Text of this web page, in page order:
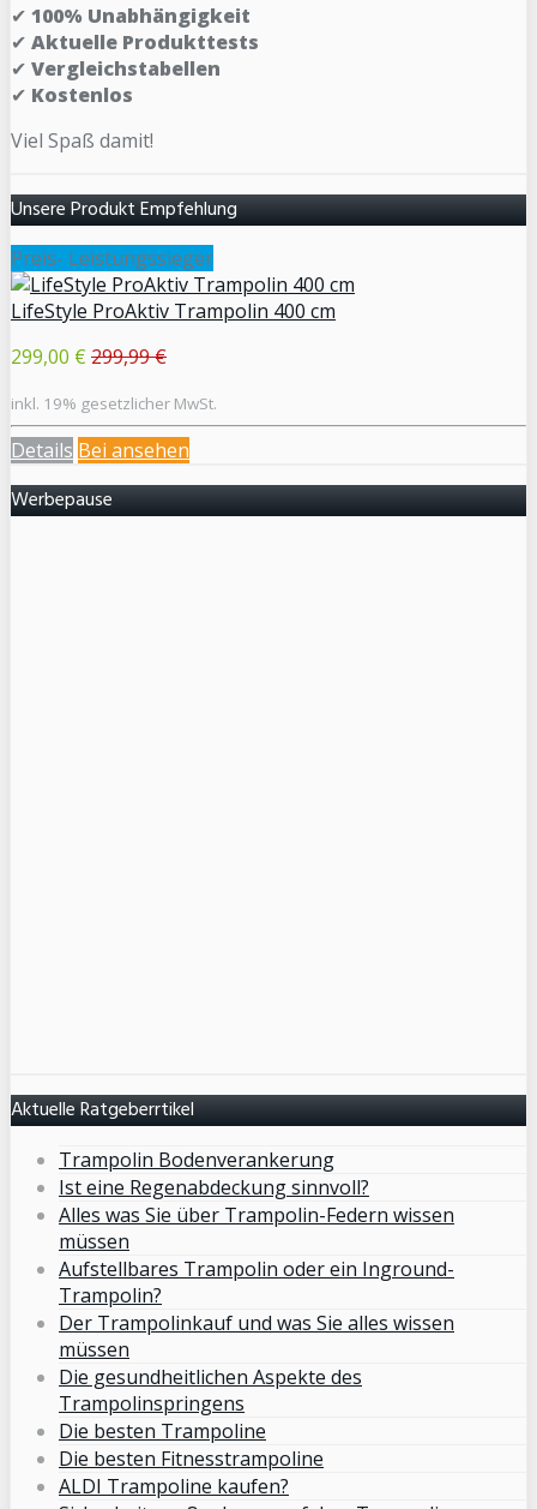
✔ 100% Unabhängigkeit
✔ Aktuelle Produkttests
✔ Vergleichstabellen
✔ Kostenlos
Viel Spaß damit!
Unsere Produkt Empfehlung
Preis- Leistungssieger
LifeStyle ProAktiv Trampolin 400 cm
299,00 € 299,99 €
inkl. 19% gesetzlicher MwSt.
Details Bei ansehen
Werbepause
Aktuelle Ratgeberrtikel
Trampolin Bodenverankerung
Ist eine Regenabdeckung sinnvoll?
Alles was Sie über Trampolin-Federn wissen
müssen
Aufstellbares Trampolin oder ein Inground-
Trampolin?
Der Trampolinkauf und was Sie alles wissen
müssen
Die gesundheitlichen Aspekte des
Trampolinspringens
Die besten Trampoline
Die besten Fitnesstrampoline
ALDI Trampoline kaufen?